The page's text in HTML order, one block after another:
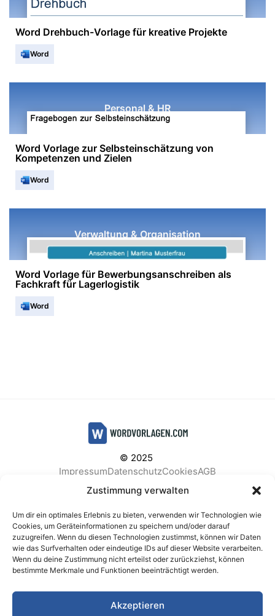
Zustimmung verwalten
Um dir ein optimales Erlebnis zu bieten, verwenden wir Technologien wie
Cookies, um Geräteinformationen zu speichern und/oder darauf
zuzugreifen. Wenn du diesen Technologien zustimmst, können wir Daten
wie das Surfverhalten oder eindeutige IDs auf dieser Website verarbeiten.
Wenn du deine Zustimmung nicht erteilst oder zurückziehst, können
bestimmte Merkmale und Funktionen beeinträchtigt werden.
Akzeptieren
Word Drehbuch-Vorlage für kreative Projekte
Word
Personal & HR
Word Vorlage zur Selbsteinschätzung von
Kompetenzen und Zielen
Word
Verwaltung & Organisation
Word Vorlage für Bewerbungsanschreiben als
Fachkraft für Lagerlogistik
Word
© 2025
ImpressumDatenschutzCookiesAGB
Facebook
Instagram
BELIEBTE KATEGORIEN
Berichte & Analysen Business
Einkauf & Beschaffung
Gesundheit & Vorsorge